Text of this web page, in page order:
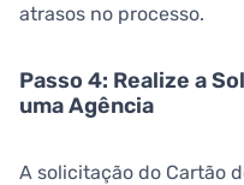
atrasos no processo.
Passo 4: Realize a
uma Agência
A solicitação do Cartão